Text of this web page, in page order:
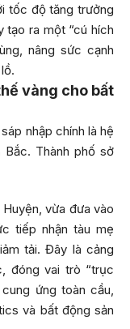
tốc độ tăng trưởng
tạo ra một “cú hích
nâng sức cạnh
vàng cho bất
nhập chính là hệ
Thành phố sở
vừa đưa vào
tiếp nhận tàu mẹ
tải. Đây là cảng
đóng vai trò “trục
ứng toàn cầu,
và bất động sản